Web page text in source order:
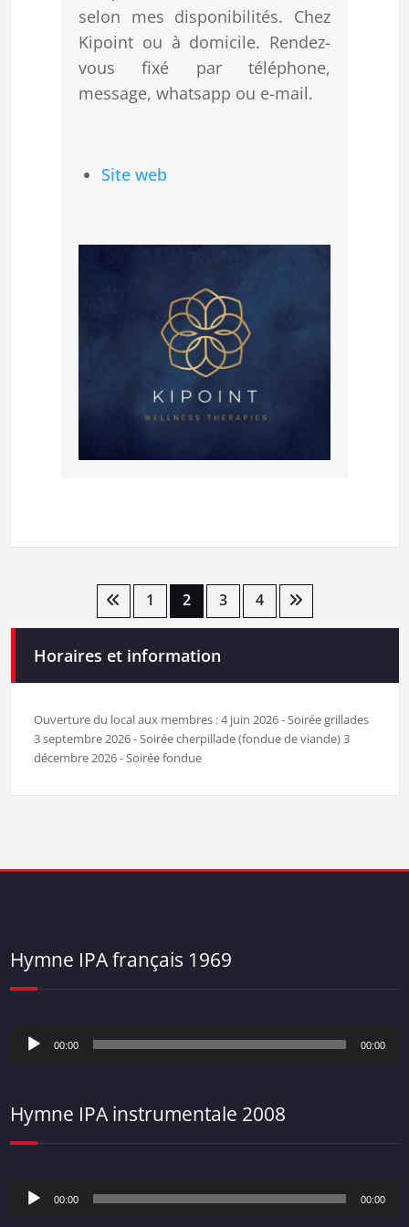
selon mes disponibilités. Chez
Kipoint ou à domicile. Rendez-
vous fixé par téléphone,
message, whatsapp ou e-mail.
Site web
Pagination
publications
1 2 3 4
Horaires et information
Ouverture du local aux membres : 4 juin 2026 - Soirée grillades
3 septembre 2026 - Soirée cherpillade (fondue de viande) 3
décembre 2026 - Soirée fondue
Hymne IPA français 1969
Lecteur
audio
00:00 00:00
Hymne IPA instrumentale 2008
Lecteur
audio
00:00 00:00